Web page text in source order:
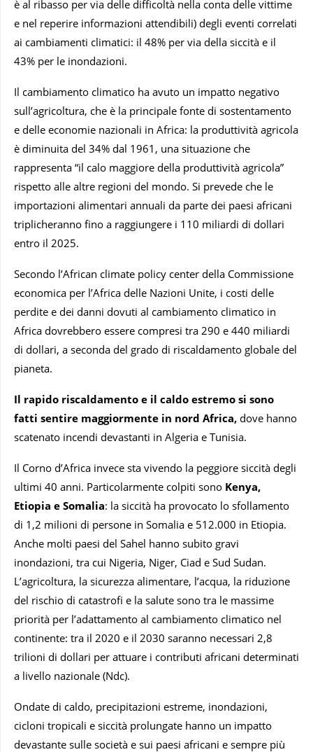
è al ribasso per via delle difficoltà nella conta delle vittime
e nel reperire informazioni attendibili) degli eventi correlati
ai cambiamenti climatici: il 48% per via della siccità e il
43% per le inondazioni.
Il cambiamento climatico ha avuto un impatto negativo
sull’agricoltura, che è la principale fonte di sostentamento
e delle economie nazionali in Africa: la produttività agricola
è diminuita del 34% dal 1961, una situazione che
rappresenta “il calo maggiore della produttività agricola”
rispetto alle altre regioni del mondo. Si prevede che le
importazioni alimentari annuali da parte dei paesi africani
triplicheranno fino a raggiungere i 110 miliardi di dollari
entro il 2025.
Secondo l’African climate policy center della Commissione
economica per l’Africa delle Nazioni Unite, i costi delle
perdite e dei danni dovuti al cambiamento climatico in
Africa dovrebbero essere compresi tra 290 e 440 miliardi
di dollari, a seconda del grado di riscaldamento globale del
pianeta.
Il rapido riscaldamento e il caldo estremo si sono
fatti sentire maggiormente in nord Africa, dove hanno
scatenato incendi devastanti in Algeria e Tunisia.
Il Corno d’Africa invece sta vivendo la peggiore siccità degli
ultimi 40 anni. Particolarmente colpiti sono Kenya,
Etiopia e Somalia: la siccità ha provocato lo sfollamento
di 1,2 milioni di persone in Somalia e 512.000 in Etiopia.
Anche molti paesi del Sahel hanno subito gravi
inondazioni, tra cui Nigeria, Niger, Ciad e Sud Sudan.
L’agricoltura, la sicurezza alimentare, l’acqua, la riduzione
del rischio di catastrofi e la salute sono tra le massime
priorità per l’adattamento al cambiamento climatico nel
continente: tra il 2020 e il 2030 saranno necessari 2,8
trilioni di dollari per attuare i contributi africani determinati
a livello nazionale (Ndc).
Ondate di caldo, precipitazioni estreme, inondazioni,
cicloni tropicali e siccità prolungate hanno un impatto
devastante sulle società e sui paesi africani e sempre più